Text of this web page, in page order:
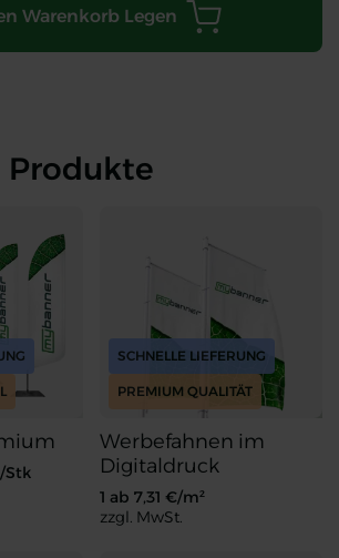
Warenkorb Legen
Stk
Werbefahnen im
Digitaldruck
SCHNELLE LIEFERUNG
PREMIUM QUALITÄT
1 ab 7,31 €/m²
zzgl. MwSt.